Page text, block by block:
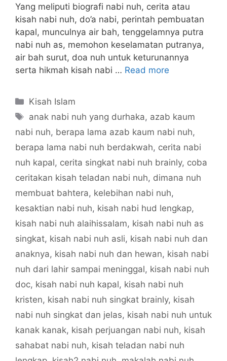
Yang meliputi biografi nabi nuh, cerita atau
kisah nabi nuh, do’a nabi, perintah pembuatan
kapal, munculnya air bah, tenggelamnya putra
nabi nuh as, memohon keselamatan putranya,
air bah surut, doa nuh untuk keturunannya
serta hikmah kisah nabi … Read more
Categories
Kisah Islam
Tags
anak nabi nuh yang durhaka, azab kaum
nabi nuh, berapa lama azab kaum nabi nuh,
berapa lama nabi nuh berdakwah, cerita nabi
nuh kapal, cerita singkat nabi nuh brainly, coba
ceritakan kisah teladan nabi nuh, dimana nuh
membuat bahtera, kelebihan nabi nuh,
kesaktian nabi nuh, kisah nabi hud lengkap,
kisah nabi nuh alaihissalam, kisah nabi nuh as
singkat, kisah nabi nuh asli, kisah nabi nuh dan
anaknya, kisah nabi nuh dan hewan, kisah nabi
nuh dari lahir sampai meninggal, kisah nabi nuh
doc, kisah nabi nuh kapal, kisah nabi nuh
kristen, kisah nabi nuh singkat brainly, kisah
nabi nuh singkat dan jelas, kisah nabi nuh untuk
kanak kanak, kisah perjuangan nabi nuh, kisah
sahabat nabi nuh, kisah teladan nabi nuh